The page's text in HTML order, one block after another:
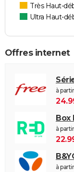
Très Haut-
Ultra Haut-
Offres internet
à
Box
à
à